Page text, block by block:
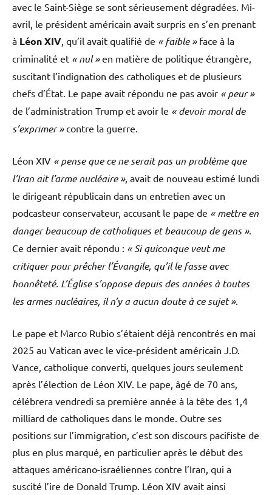
avec le Saint-Siège se sont sérieusement dégradées. Mi-
avril, le président américain avait surpris en s’en prenant
à Léon XIV, qu’il avait qualifié de « faible »face à la
criminalité et « nul »en matière de politique étrangère,
suscitant l’indignation des catholiques et de plusieurs
chefs d’État. Le pape avait répondu ne pas avoir « peur »
de l’administration Trump et avoir le « devoir moral de
s’exprimer »contre la guerre.
Léon XIV « pense que ce ne serait pas un problème que
l’Iran ait l’arme nucléaire », avait de nouveau estimé lundi
le dirigeant républicain dans un entretien avec un
podcasteur conservateur, accusant le pape de « mettre en
danger beaucoup de catholiques et beaucoup de gens ».
Ce dernier avait répondu : « Si quiconque veut me
critiquer pour prêcher l’Évangile, qu’il le fasse avec
honnêteté. L’Église s’oppose depuis des années à toutes
les armes nucléaires, il n’y a aucun doute à ce sujet ».
Le pape et Marco Rubio s’étaient déjà rencontrés en mai
2025 au Vatican avec le vice-président américain J.D.
Vance, catholique converti, quelques jours seulement
après l’élection de Léon XIV. Le pape, âgé de 70 ans,
célébrera vendredi sa première année à la tête des 1,4
milliard de catholiques dans le monde. Outre ses
positions sur l’immigration, c’est son discours pacifiste de
plus en plus marqué, en particulier après le début des
attaques américano-israéliennes contre l’Iran, qui a
suscité l’ire de Donald Trump. Léon XIV avait ainsi